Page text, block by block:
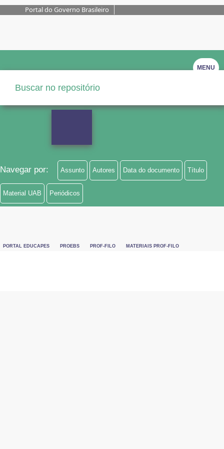
Portal do Governo Brasileiro
MENU
Navegar por: Assunto Autores Data do documento Título
Material UAB Periódicos
PORTAL EDUCAPES PROEBS PROF-FILO MATERIAIS PROF-FILO